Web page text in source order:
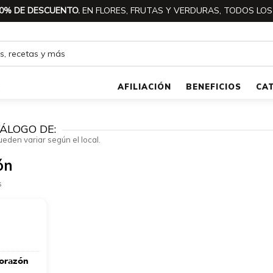
DE DESCUENTO. EN FLORES, FRUTAS Y VERDURAS, TODOS
AFILIACIÓN BENEFICIOS
DE:
variar según el local.